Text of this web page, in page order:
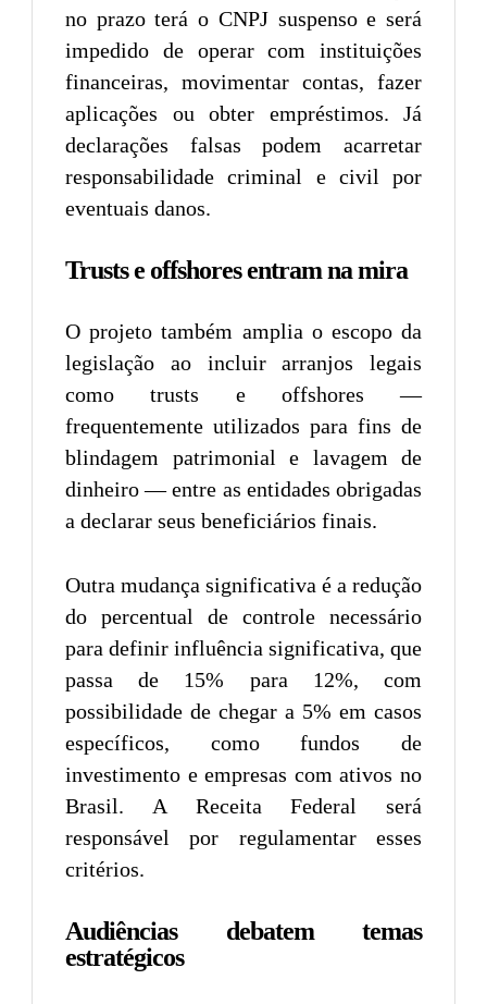
no prazo terá o CNPJ suspenso e será
impedido de operar com instituições
financeiras, movimentar contas, fazer
aplicações ou obter empréstimos. Já
declarações falsas podem acarretar
responsabilidade criminal e civil por
eventuais danos.
Trusts e offshores entram na mira
O projeto também amplia o escopo da
legislação ao incluir arranjos legais
como trusts e offshores —
frequentemente utilizados para fins de
blindagem patrimonial e lavagem de
dinheiro — entre as entidades obrigadas
a declarar seus beneficiários finais.
Outra mudança significativa é a redução
do percentual de controle necessário
para definir influência significativa, que
passa de 15% para 12%, com
possibilidade de chegar a 5% em casos
específicos, como fundos de
investimento e empresas com ativos no
Brasil. A Receita Federal será
responsável por regulamentar esses
critérios.
Audiências debatem temas
estratégicos